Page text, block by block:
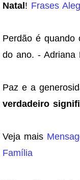
Natal ! Frases
Perdão é quando
do ano. - Adriana
Paz e a
verdadeiro
Veja mais
Família